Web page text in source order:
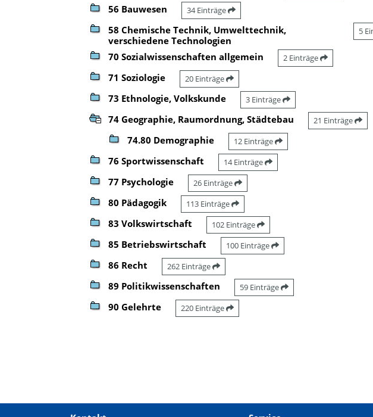
56 Bauwesen 34 Einträge
58 Chemische Technik, Umwelttechnik,
verschiedene Technologien
5
70 Sozialwissenschaften allgemein 2 Einträge
71 Soziologie 20 Einträge
73 Ethnologie, Volkskunde 3 Einträge
74 Geographie, Raumordnung, Städtebau 21 Einträge
74.80 Demographie 12 Einträge
76 Sportwissenschaft 14 Einträge
77 Psychologie 26 Einträge
80 Pädagogik 113 Einträge
83 Volkswirtschaft 102 Einträge
85 Betriebswirtschaft 100 Einträge
86 Recht 262 Einträge
89 Politikwissenschaften 59 Einträge
90 Gelehrte 220 Einträge